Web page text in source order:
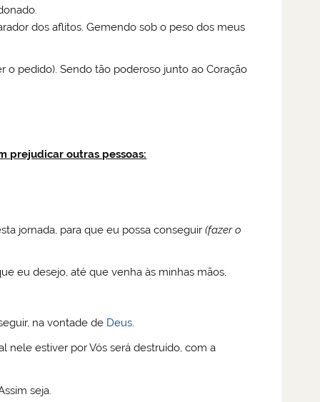
dos aflitos. Gemendo sob o peso dos meus
o pedido). Sendo tão poderoso junto ao Coração
prejudicar outras pessoas:
jornada, para que eu possa conseguir(fazer o
eu desejo, até que venha às minhas mãos,
na vontade de Deus.
nele estiver por Vós será destruído, com a
seja.